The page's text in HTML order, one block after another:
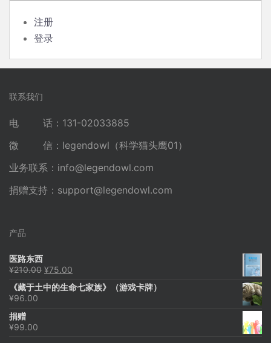
注册
登录
联系我们
电 话：131-02033885
微 信：legendowl（科学猫头鹰01）
业务联系： info@legendowl.com
捐赠支持： support@legendowl.com
产品
医路东西
¥210.00 原
为：
¥75.00
价
《藏于土中的生命七家族》（游戏卡牌）
¥96.00
捐赠
¥99.00